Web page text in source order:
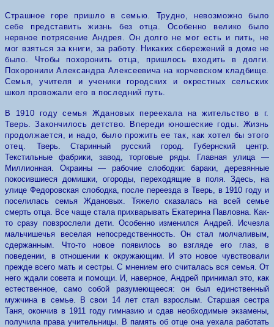
Страшное горе пришло в семью. Трудно, невозможно было
себе представить жизнь без отца. Особенно велико было
нервное потрясение Андрея. Он долго не мог есть и пить, не
мог взяться за книги, за работу. Никаких сбережений в доме не
было. Чтобы похоронить отца, пришлось входить в долги.
Похоронили Александра Алексеевича на корчевском кладбище.
Семья, учителя и ученики городских и окрестных сельских
школ провожали его в последний путь.
В 1910 году семья Ждановых переехала на жительство в г.
Тверь. Закончилось детство. Впереди юношеские годы. Жизнь
продолжается, и надо, было прожить ее так, как хотел бы этого
отец. Тверь. Старинный русский город. Губернский центр.
Текстильные фабрики, завод, торговые ряды. Главная улица —
Миллионная. Окраины — рабочие слободки: бараки, деревянные
покосившиеся домишки, огороды, переходящие в поля. Здесь, на
улице Федоровская слободка, после переезда в Тверь, в 1910 году и
поселилась семья Ждановых. Тяжело сказалась на всей семье
смерть отца. Все чаще стала прихварывать Екатерина Павловна. Как-
то сразу повзрослели дети. Особенно изменился Андрей. Исчезла
мальчишечья веселая непосредственность. Он стал молчаливым,
сдержанным. Что-то новое появилось во взгляде его глаз, в
поведении, в отношении к окружающим. И это новое чувствовали
прежде всего мать и сестры. С мнением его считалась вся семья. От
него ждали совета и помощи. И, наверное, Андрей принимал это, как
естественное, само собой разумеющееся: он был единственный
мужчина в семье. В свои 14 лет стал взрослым. Старшая сестра
Таня, окончив в 1911 году гимназию и сдав необходимые экзамены,
получила права учительницы. В память об отце она уехала работать